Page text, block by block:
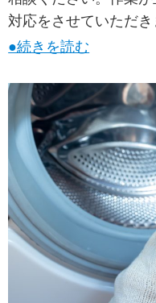
対応をさせていただ
●続きを読む